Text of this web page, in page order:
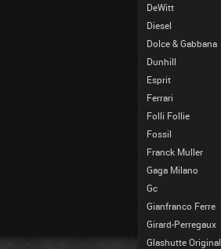
DeWitt
Diesel
Dolce & Gabbana
Dunhill
Esprit
Ferrari
Folli Follie
Fossil
Franck Muller
Gaga Milano
Gc
Gianfranco Ferre
Girard-Perregaux
Glashutte Original